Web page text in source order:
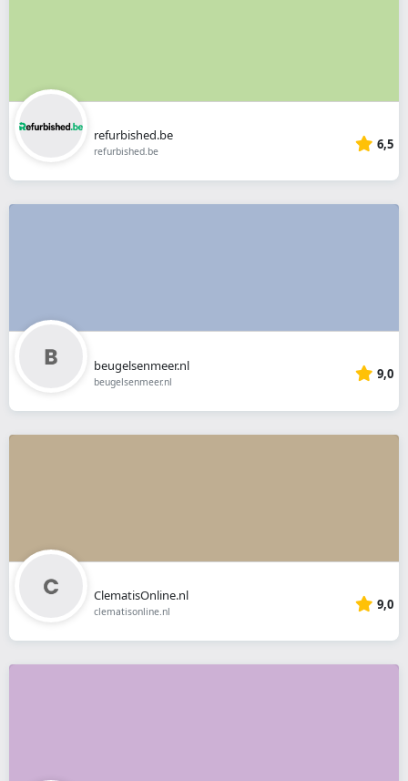
refurbished.be
refurbished.be 6,5
beugelsenmeer.nl
beugelsenmeer.nl 9,0
ClematisOnline.nl
clematisonline.nl 9,0